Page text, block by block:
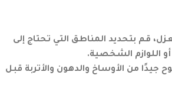
قم بتحديد المناطق التي تحتاج إلى
أو اللوازم الشخصية.
من الأوساخ والدهون والأتربة قبل